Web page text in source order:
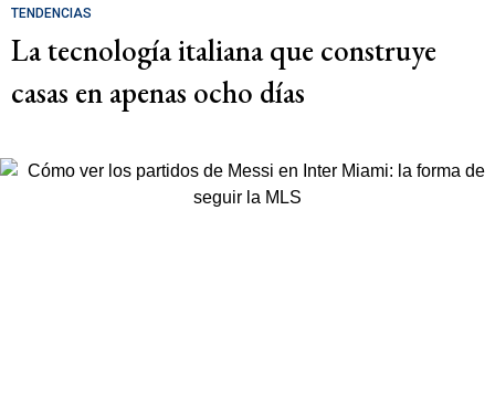
TENDENCIAS
La tecnología italiana que construye
casas en apenas ocho días